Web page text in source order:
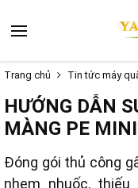
Trang chủ Tin tức máy
HƯỚNG DẪN
MÀNG PE
Đóng gói thủ công
nhem nhuốc,